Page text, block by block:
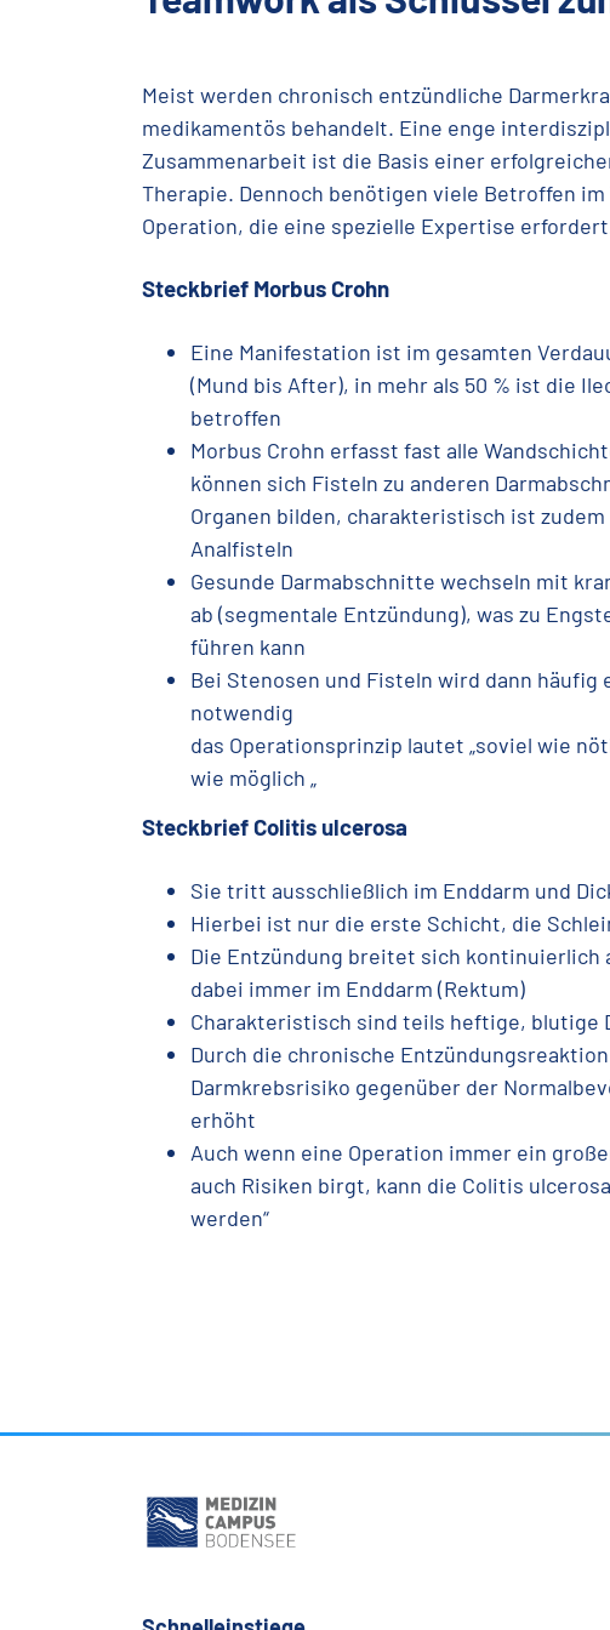
Meist werden chronisch entzündliche
medikamentös behandelt. Eine enge
Zusammenarbeit ist die Basis einer
Therapie. Dennoch benötigen viele Betroffen im
Operation, die eine spezielle Expertise
Steckbrief Morbus Crohn
Eine Manifestation ist im gesamten
(Mund bis After), in mehr als 50 % ist die
betroffen
Morbus Crohn erfasst fast alle
können sich Fisteln zu anderen
Organen bilden, charakteristisch ist
Analfisteln
Gesunde Darmabschnitte wechseln mit
ab (segmentale Entzündung), was zu
führen kann
Bei Stenosen und Fisteln wird dann häufig
notwendig
das Operationsprinzip lautet „soviel wie
wie möglich „
Steckbrief Colitis ulcerosa
Sie tritt ausschließlich im Enddarm und
Hierbei ist nur die erste Schicht, die
Die Entzündung breitet sich kontinuierlich
dabei immer im Enddarm (Rektum)
Charakteristisch sind teils heftige, blutige
Durch die chronische
Darmkrebsrisiko gegenüber der
erhöht
Auch wenn eine Operation immer ein
auch Risiken birgt, kann die Colitis
werden“